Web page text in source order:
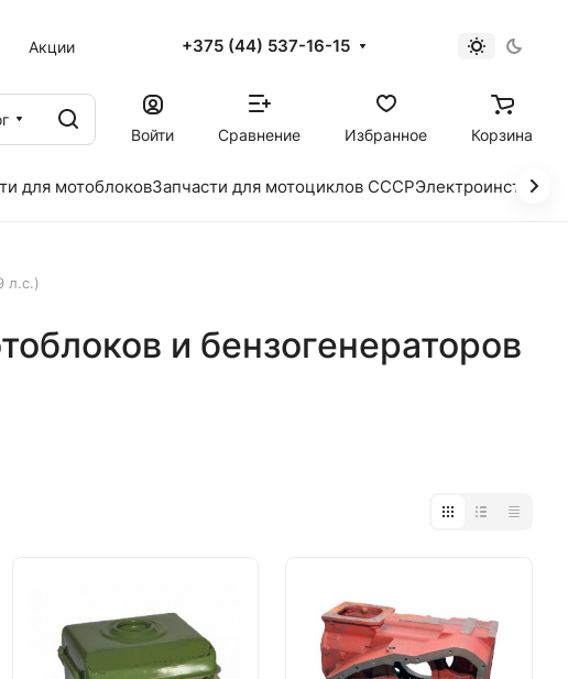
Акции +375 (44) 537-16-15
Войти
Сравнение Избранное Корзина
для мотоблоковЗапчасти для мотоциклов СССР
л.с.)
и бензогенераторов